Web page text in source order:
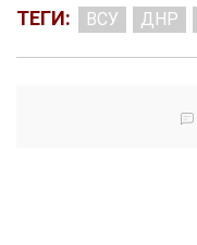
ТЕГИ: ВСУ ДНР